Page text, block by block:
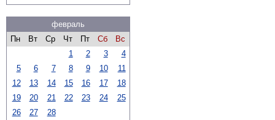
февраль
Пн
Вт Ср Чт Пт Сб
Вс
1
2 3
4
5
6 7 8 9 10
11
12
13 14 15 16 17
18
19
20 21 22 23 24
25
26
27 28